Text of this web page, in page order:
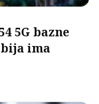
5G bazne
ima